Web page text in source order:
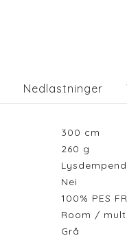
Nedlastninger
300 cm
260 g
Nei
100% PES
Room /
Grå